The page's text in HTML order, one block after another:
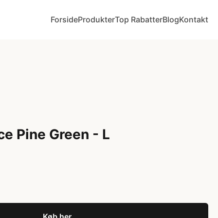
ForsideProdukterTop RabatterBlogKontakt
Pine Green - L